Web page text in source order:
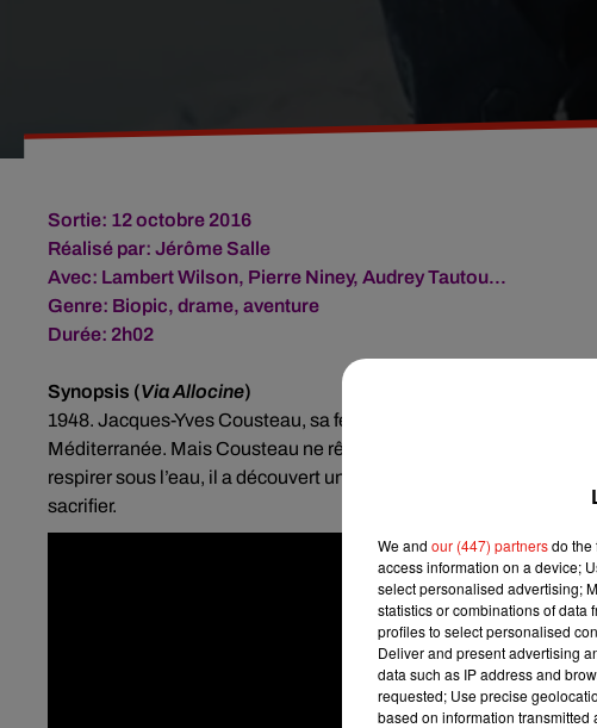
Sortie: 12 octobre 2016
Réalisé par: Jérôme Salle
Avec: Lambert Wilson, Pierre Niney, Audrey Tautou...
Genre: Biopic, drame, aventure
Durée: 2h02
Synopsis (Via Allocine)
1948. Jacques-Yves Cousteau, sa femme et ses deux fils, vivent
Méditerranée. Mais Cousteau ne rêve que d’aventure. Grâce à
respirer sous l’eau, il a découvert un nouveau monde. Désormais,
sacrifier.
We and our (447) partnersdo the
access information on a device;
select personalised advertising;
statistics or combinations of data
profiles to select personalised
Deliver and present advertising
data such as IP address and
requested; Use precise
based on information transmitted